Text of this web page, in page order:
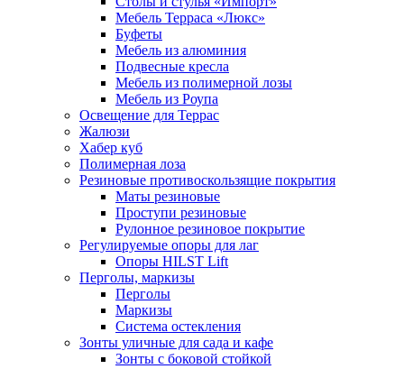
Мебель Терраса «Люкс»
Буфеты
Мебель из алюминия
Подвесные кресла
Мебель из полимерной лозы
Мебель из Роупа
Освещение для Террас
Жалюзи
Хабер куб
Полимерная лоза
Резиновые противоскользящие покрытия
Маты резиновые
Проступи резиновые
Рулонное резиновое покрытие
Регулируемые опоры для лаг
Опоры HILST Lift
Перголы, маркизы
Перголы
Маркизы
Система остекления
Зонты уличные для сада и кафе
Зонты с боковой стойкой